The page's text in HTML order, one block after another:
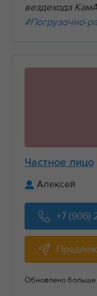
вездехода
#Погрузочно-
Частное лицо
Алексей
+7 (906)
Обновлено больше